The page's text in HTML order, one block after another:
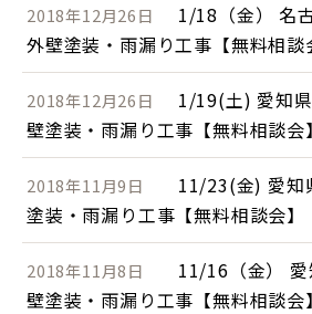
2018年12月26日
1/18（金） 名
外壁塗装・雨漏り工事【無料相談
2018年12月26日
1/19(土) 愛知
壁塗装・雨漏り工事【無料相談会】
2018年11月9日
11/23(金) 愛知
塗装・雨漏り工事【無料相談会】
2018年11月8日
11/16（金）
壁塗装・雨漏り工事【無料相談会】